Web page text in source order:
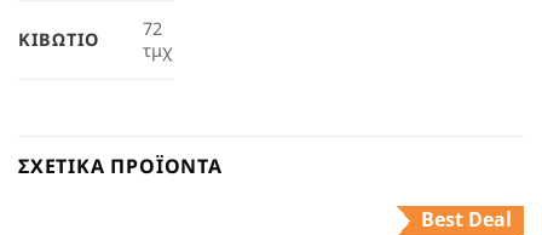
ΚΙΒΏΤΙΟ
72
τμχ
ΣΧΕΤΙΚΆ ΠΡΟΪΌΝΤΑ
Best Deal